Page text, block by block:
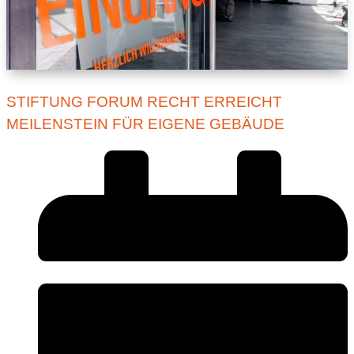
STIFTUNG FORUM RECHT ERREICHT
MEILENSTEIN FÜR EIGENE GEBÄUDE